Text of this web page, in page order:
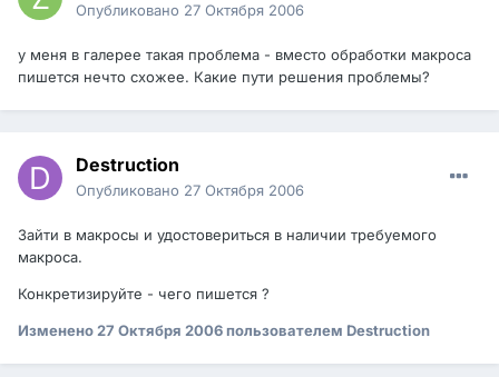
Опубликовано 27 Октября 2006
у меня в галерее такая проблема - вместо обработки макроса
пишется нечто схожее. Какие пути решения проблемы?
Destruction
Опубликовано 27 Октября 2006
Зайти в макросы и удостовериться в наличии требуемого
макроса.
Конкретизируйте - чего пишется ?
Изменено27 Октября 2006пользователем Destruction